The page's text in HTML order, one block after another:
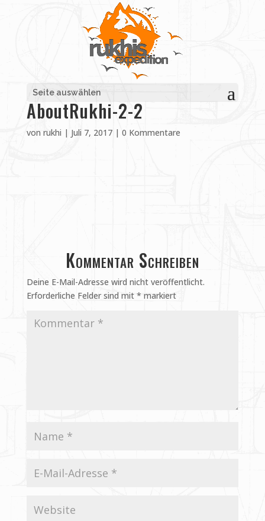
Seite auswählen
AboutRukhi-2-2
von rukhi | Juli 7, 2017| 0 Kommentare
Kommentar Schreiben
Deine E-Mail-Adresse wird nicht veröffentlicht.
Erforderliche Felder sind mit * markiert